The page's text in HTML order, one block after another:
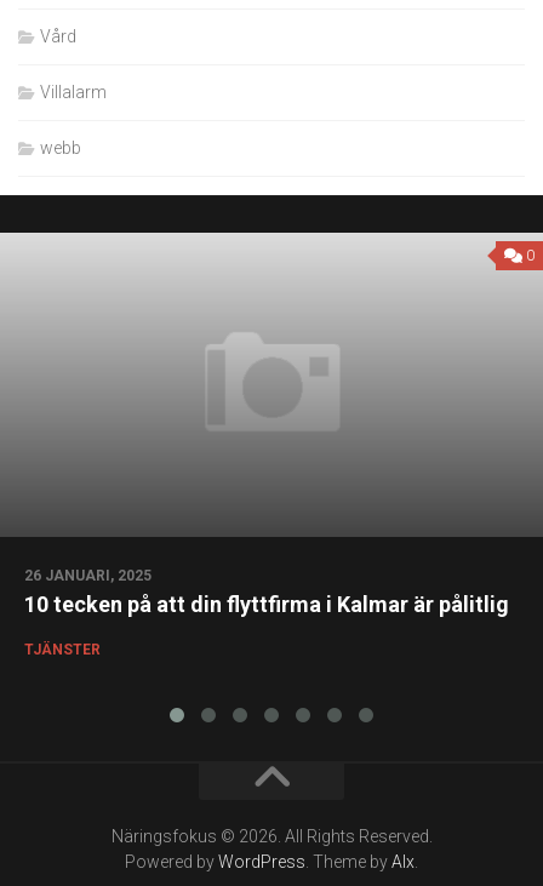
Vård
Villalarm
webb
0
26 JANUARI, 2025
10 tecken på att din flyttfirma i Kalmar är pålitlig
TJÄNSTER
Näringsfokus © 2026. All Rights Reserved.
Powered byWordPress. Theme byAlx.